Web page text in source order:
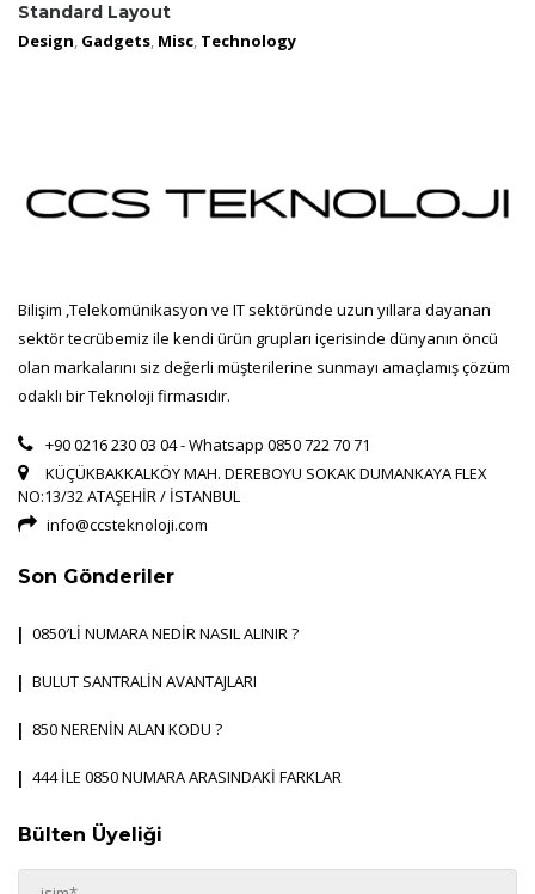
Standard Layout
Design, Gadgets, Misc, Technology
Bilişim ,Telekomünikasyon ve IT sektöründe uzun yıllara dayanan
sektör tecrübemiz ile kendi ürün grupları içerisinde dünyanın öncü
olan markalarını siz değerli müşterilerine sunmayı amaçlamış çözüm
odaklı bir Teknoloji firmasıdır.
+90 0216 230 03 04 - Whatsapp 0850 722 70 71
KÜÇÜKBAKKALKÖY MAH. DEREBOYU SOKAK DUMANKAYA FLEX
NO:13/32 ATAŞEHİR / İSTANBUL
info@ccsteknoloji.com
Son Gönderiler
0850′Lİ NUMARA NEDİR NASIL ALINIR ?
BULUT SANTRALİN AVANTAJLARI
850 NERENİN ALAN KODU ?
444 İLE 0850 NUMARA ARASINDAKİ FARKLAR
Bülten Üyeliği